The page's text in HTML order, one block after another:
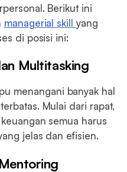
Berikut ini
managerial skill yang
di posisi ini:
Multitasking
menangani banyak hal
Mulai dari rapat,
semua harus
jelas dan efisien.